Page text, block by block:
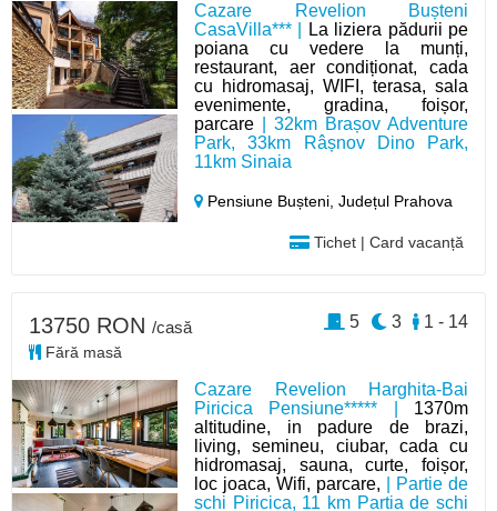
Cazare Revelion Bușteni
CasaVilla*** |
La liziera pădurii pe
poiana cu vedere la munți,
restaurant, aer condiționat, cada
cu hidromasaj, WIFI, terasa, sala
evenimente, gradina, foișor,
parcare | 32km Brașov Adventure
Park, 33km Râșnov Dino Park,
11km Sinaia
Pensiune Bușteni,Județul Prahova
Tichet | Card vacanță
Cazare Revelion Harghita-Bai
Piricica Pensiune***** | 1370m
altitudine, in padure de brazi,
living, semineu, ciubar, cada cu
hidromasaj, sauna, curte, foișor,
loc joaca, Wifi, parcare, | Partie de
schi Piricica, 11 km Partia de schi
13750 RON /casă
Fără masă
1 - 14
3
5